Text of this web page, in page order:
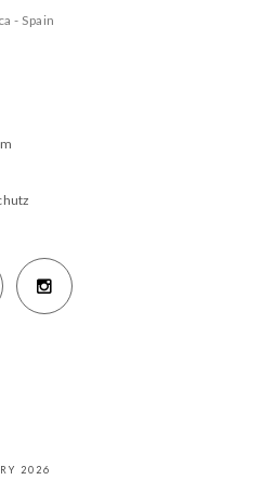
- Spain
2026